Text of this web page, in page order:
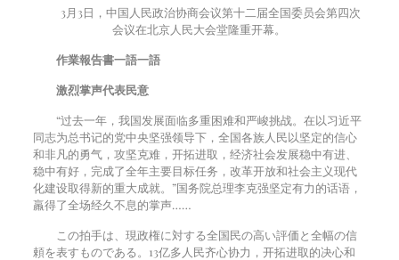
3月 3日，中国人民政治协商会议第十二届全国委员会第四次
会议在北京人民大会堂隆重开幕。
作業報告書一語一語
激烈掌声代表民意
“过去一年，我国发展面临多重困难和严峻挑战。在以习近平
同志为总书记的党中央坚强领导下，全国各族人民以坚定的信心
和非凡的勇气，攻坚克难，开拓进取，经济社会发展稳中有进、
稳中有好，完成了全年主要目标任务，改革开放和社会主义现代
化建设取得新的重大成就。”国务院总理李克强坚定有力的话语，
羸得了全场经久不息的掌声……
この拍手は、現政権に対する全国民の高い評価と全幅の信
頼を表すものである。 13亿多人民齐心协力，开拓进取的决心和